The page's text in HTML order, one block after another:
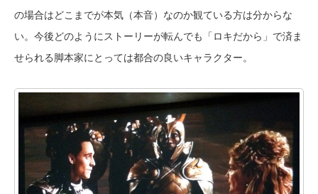
の場合はどこまでが本気（本音）なのか観ている方は分からな
い。今後どのようにストーリーが転んでも「ロキだから」で済ま
せられる脚本家にとっては都合の良いキャラクター。